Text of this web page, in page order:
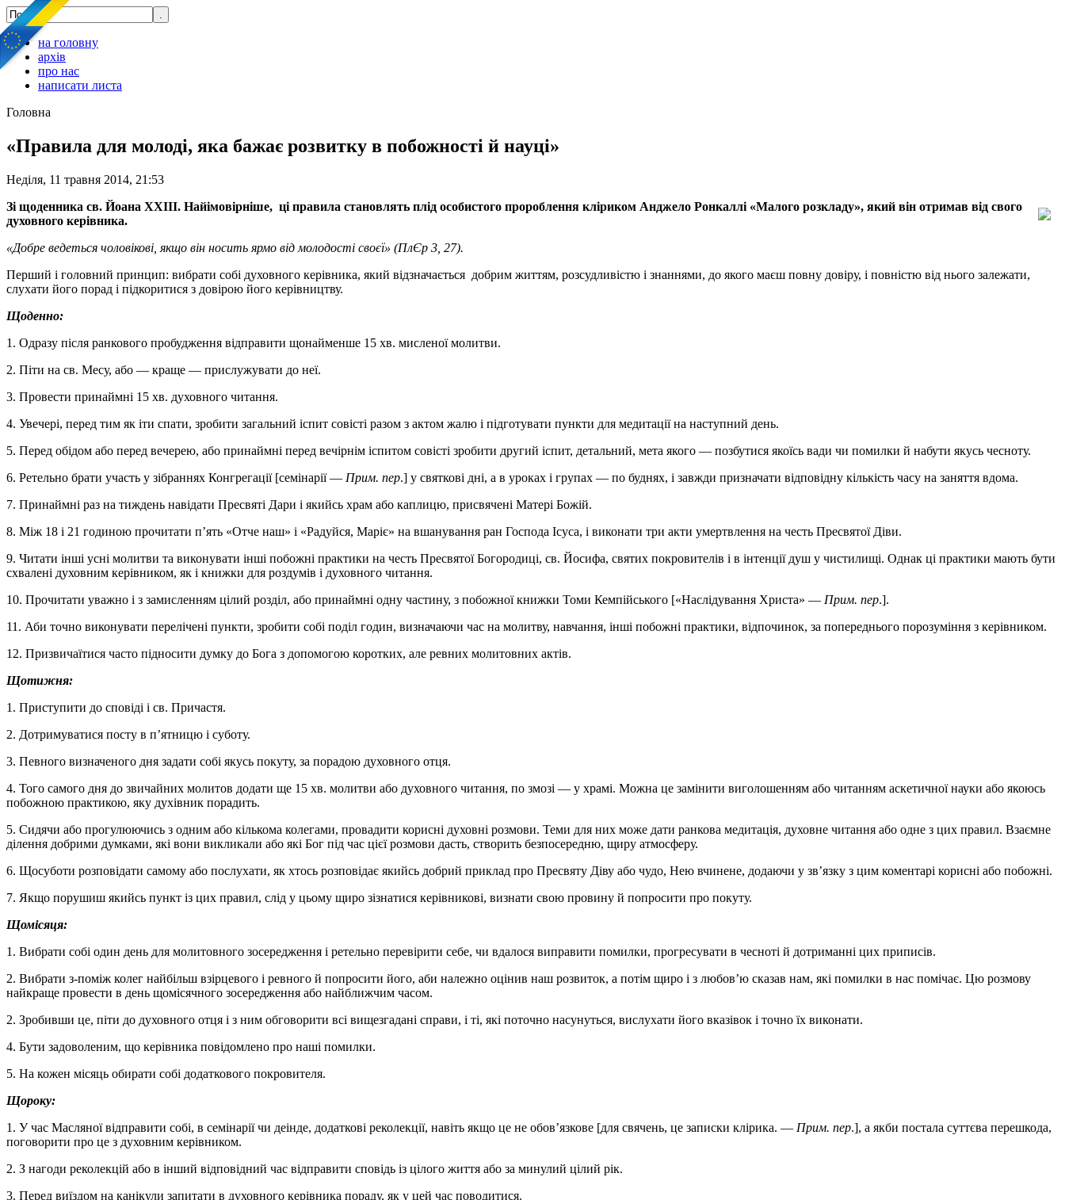
на головну
архів
про нас
написати листа
Головна
«Правила для молоді, яка бажає розвитку в побожності й науці»
Неділя, 11 травня 2014, 21:53
Зі щоденника св. Йоана ХХІІІ. Найімовірніше, ці правила становлять плід особистого пророблення кліриком Анджело Ронкаллі «Малого розкладу», який він отримав від свого
духовного керівника.
«Добре ведеться чоловікові, якщо він носить ярмо від молодості своєї» (ПлЄр 3, 27).
Перший і головний принцип: вибрати собі духовного керівника, який відзначається добрим життям, розсудливістю і знаннями, до якого маєш повну довіру, і повністю від нього залежати,
слухати його порад і підкоритися з довірою його керівництву.
Щоденно:
1. Одразу після ранкового пробудження відправити щонайменше 15 хв. мисленої молитви.
2. Піти на св. Месу, або — краще — прислужувати до неї.
3. Провести принаймні 15 хв. духовного читання.
4. Увечері, перед тим як іти спати, зробити загальний іспит совісті разом з актом жалю і підготувати пункти для медитації на наступний день.
5. Перед обідом або перед вечерею, або принаймні перед вечірнім іспитом совісті зробити другий іспит, детальний, мета якого — позбутися якоїсь вади чи помилки й набути якусь чесноту.
6. Ретельно брати участь у зібраннях Конгрегації [семінарії — Прим. пер.] у святкові дні, а в уроках і групах — по буднях, і завжди призначати відповідну кількість часу на заняття вдома.
7. Принаймні раз на тиждень навідати Пресвяті Дари і якийсь храм або каплицю, присвячені Матері Божій.
8. Між 18 і 21 годиною прочитати п’ять «Отче наш» і «Радуйся, Маріє» на вшанування ран Господа Ісуса, і виконати три акти умертвлення на честь Пресвятої Діви.
9. Читати інші усні молитви та виконувати інші побожні практики на честь Пресвятої Богородиці, св. Йосифа, святих покровителів і в інтенції душ у чистилищі. Однак ці практики мають бути
схвалені духовним керівником, як і книжки для роздумів і духовного читання.
10. Прочитати уважно і з замисленням цілий розділ, або принаймні одну частину, з побожної книжки Томи Кемпійського [«Наслідування Христа» — Прим. пер.].
11. Аби точно виконувати перелічені пункти, зробити собі поділ годин, визначаючи час на молитву, навчання, інші побожні практики, відпочинок, за попереднього порозуміння з керівником.
12. Призвичаїтися часто підносити думку до Бога з допомогою коротких, але ревних молитовних актів.
Щотижня:
1. Приступити до сповіді і св. Причастя.
2. Дотримуватися посту в п’ятницю і суботу.
3. Певного визначеного дня задати собі якусь покуту, за порадою духовного отця.
4. Того самого дня до звичайних молитов додати ще 15 хв. молитви або духовного читання, по змозі — у храмі. Можна це замінити виголошенням або читанням аскетичної науки або якоюсь
побожною практикою, яку духівник порадить.
5. Сидячи або прогулюючись з одним або кількома колегами, провадити корисні духовні розмови. Теми для них може дати ранкова медитація, духовне читання або одне з цих правил. Взаємне
ділення добрими думками, які вони викликали або які Бог під час цієї розмови дасть, створить безпосередню, щиру атмосферу.
6. Щосуботи розповідати самому або послухати, як хтось розповідає якийсь добрий приклад про Пресвяту Діву або чудо, Нею вчинене, додаючи у зв’язку з цим коментарі корисні або побожні.
7. Якщо порушиш якийсь пункт із цих правил, слід у цьому щиро зізнатися керівникові, визнати свою провину й попросити про покуту.
Щомісяця:
1. Вибрати собі один день для молитовного зосередження і ретельно перевірити себе, чи вдалося виправити помилки, прогресувати в чесноті й дотриманні цих приписів.
2. Вибрати з-поміж колег найбільш взірцевого і ревного й попросити його, аби належно оцінив наш розвиток, а потім щиро і з любов’ю сказав нам, які помилки в нас помічає. Цю розмову
найкраще провести в день щомісячного зосередження або найближчим часом.
2. Зробивши це, піти до духовного отця і з ним обговорити всі вищезгадані справи, і ті, які поточно насунуться, вислухати його вказівок і точно їх виконати.
4. Бути задоволеним, що керівника повідомлено про наші помилки.
5. На кожен місяць обирати собі додаткового покровителя.
Щороку:
1. У час Масляної відправити собі, в семінарії чи деінде, додаткові реколекції, навіть якщо це не обов’язкове [для свячень, це записки клірика. — Прим. пер.], а якби постала суттєва перешкода,
поговорити про це з духовним керівником.
2. З нагоди реколекцій або в інший відповідний час відправити сповідь із цілого життя або за минулий цілий рік.
3. Перед виїздом на канікули запитати в духовного керівника пораду, як у цей час поводитися.